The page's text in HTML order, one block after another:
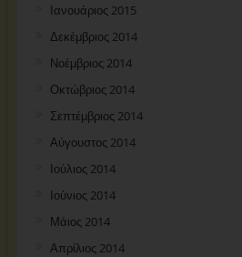
Ιανουάριος 2015
Δεκέμβριος 2014
Νοέμβριος 2014
Οκτώβριος 2014
Σεπτέμβριος 2014
Αύγουστος 2014
Ιούλιος 2014
Ιούνιος 2014
Μάιος 2014
Απρίλιος 2014